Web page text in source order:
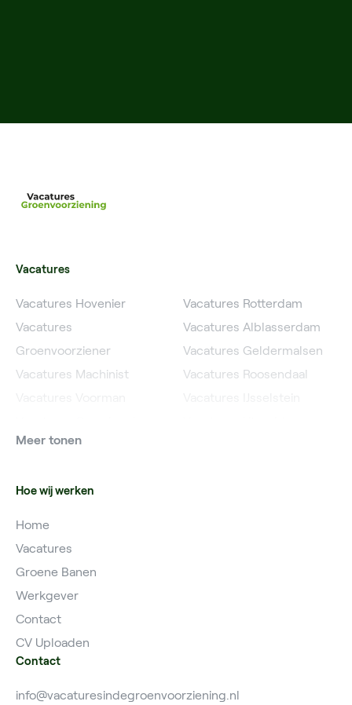
Vacatures
Vacatures Hovenier
Vacatures
Groenvoorziener
Vacatures Machinist
Vacatures Planner
Vacatures Rotterdam
Vacatures Alblasserdam
Vacatures Geldermalsen
Vacatures Roosendaal
Meer tonen
Hoe wij werken
Home
Vacatures
Groene Banen
Werkgever
Contact
CV Uploaden
Contact
info@vacaturesindegroenvoorziening.nl